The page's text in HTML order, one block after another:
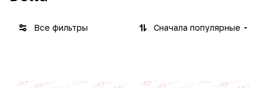
Все фильтры Сначала популярные